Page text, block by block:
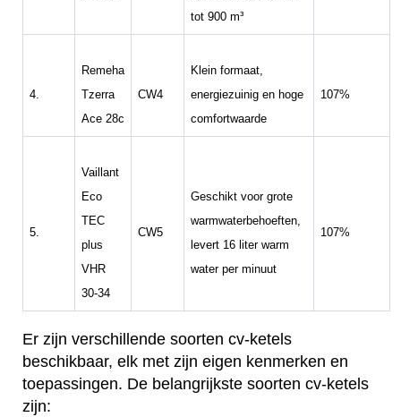
tot 900 m³
4.
Remeha
Tzerra
Ace 28c
CW4
Klein formaat,
energiezuinig en hoge
comfortwaarde
107%
5.
Vaillant
Eco
TEC
plus
VHR
30-34
CW5
Geschikt voor grote
warmwaterbehoeften,
levert 16 liter warm
water per minuut
107%
Er zijn verschillende soorten cv-ketels
beschikbaar, elk met zijn eigen kenmerken en
toepassingen. De belangrijkste soorten cv-ketels
zijn: